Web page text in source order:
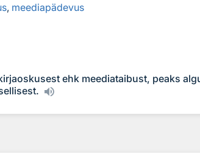
, meediapädevus
ehk meediataibust, peaks